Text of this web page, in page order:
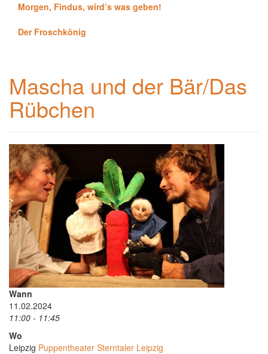
Morgen, Findus, wird’s was geben!
Der Froschkönig
Mascha und der Bär/Das
Rübchen
Wann
11.02.2024
11:00 - 11:45
Wo
Leipzig Puppentheater Sterntaler Leipzig